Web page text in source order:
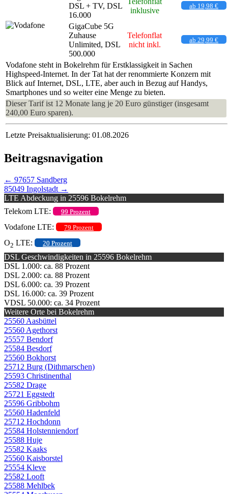
DSL + TV, DSL
16.000
inklusive
ab 19,98 €
GigaCube 5G
Zuhause
Unlimited, DSL
500.000
Telefonflat
nicht inkl.
ab 29,99 €
Vodafone steht in Bokelrehm für Erstklassigkeit in Sachen
Highspeed-Internet. In der Tat hat der renommierte Konzern mit
Blick auf Internet, DSL, LTE, aber auch in Bezug auf Handys,
Smartphones und so weiter eine Menge zu bieten.
Dieser Tarif ist 12 Monate lang je 20 Euro günstiger (insgesamt
240,00 Euro sparen).
Letzte Preisaktualisierung: 01.08.2026
Beitragsnavigation
← 97657 Sandberg
85049 Ingolstadt →
LTE Abdeckung in 25596 Bokelrehm
Telekom LTE:
99 Prozent
Vodafone LTE: 79 Prozent
O2 LTE: 20 Prozent
DSL Geschwindigkeiten in 25596 Bokelrehm
DSL 1.000: ca. 88 Prozent
DSL 2.000: ca. 88 Prozent
DSL 6.000: ca. 39 Prozent
DSL 16.000: ca. 39 Prozent
VDSL 50.000: ca. 34 Prozent
Weitere Orte bei Bokelrehm
25560 Aasbüttel
25560 Agethorst
25557 Bendorf
25584 Besdorf
25560 Bokhorst
25712 Burg (Dithmarschen)
25593 Christinenthal
25582 Drage
25721 Eggstedt
25596 Gribbohm
25560 Hadenfeld
25712 Hochdonn
25584 Holstenniendorf
25588 Huje
25582 Kaaks
25560 Kaisborstel
25554 Kleve
25582 Looft
25588 Mehlbek